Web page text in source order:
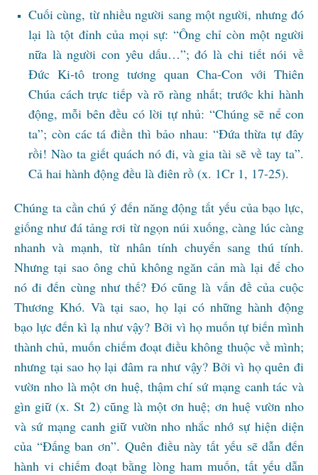
Cuối cùng, từ nhiều người sang một người, nhưng đó
lại là tột đỉnh của mọi sự: “Ông chỉ còn một người
nữa là người con yêu dấu…”; đó là chi tiết nói về
Đức Ki-tô trong tương quan Cha-Con với Thiên
Chúa cách trực tiếp và rõ ràng nhất; trước khi hành
động, mỗi bên đều có lời tự nhủ: “Chúng sẽ nể con
ta”; còn các tá điền thì bảo nhau: “Đứa thừa tự đây
rồi! Nào ta giết quách nó đi, và gia tài sẽ về tay ta”.
Cả hai hành động đều là điên rồ (x. 1Cr 1, 17-25).
Chúng ta cần chú ý đến năng động tất yếu của bạo lực,
giống như đá tảng rơi từ ngọn núi xuống, càng lúc càng
nhanh và mạnh, từ nhân tính chuyển sang thú tính.
Nhưng tại sao ông chủ không ngăn cản mà lại để cho
nó đi đến cùng như thế? Đó cũng là vấn đề của cuộc
Thương Khó. Và tại sao, họ lại có những hành động
bạo lực đến kì lạ như vậy? Bởi vì họ muốn tự biến mình
thành chủ, muốn chiếm đoạt điều không thuộc về mình;
nhưng tại sao họ lại đâm ra như vậy? Bởi vì họ quên đi
vườn nho là một ơn huệ, thậm chí sứ mạng canh tác và
gìn giữ (x. St 2) cũng là một ơn huệ; ơn huệ vườn nho
và sứ mạng canh giữ vườn nho nhắc nhớ sự hiện diện
của “Đấng ban ơn”. Quên điều này tất yếu sẽ dẫn đến
hành vi chiếm đoạt bằng lòng ham muốn, tất yếu dẫn